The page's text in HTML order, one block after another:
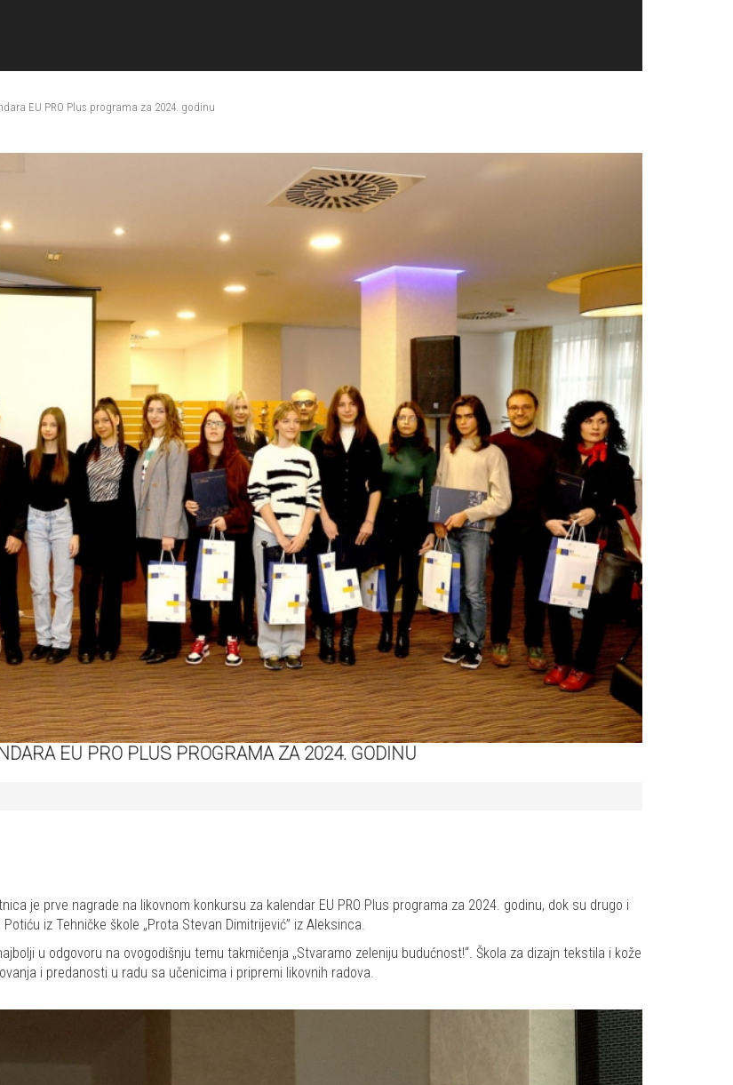
EU PRO Plus programa za 2024. godinu
EU PRO PLUS PROGRAMA ZA 2024. GODINU
je prve nagrade na likovnom konkursu za kalendar EU PRO Plus programa za 2024. godinu, dok su drugo i
iz Tehničke škole „Prota Stevan Dimitrijević” iz Aleksinca.
u odgovoru na ovogodišnju temu takmičenja „Stvaramo zeleniju budućnost!“. Škola za dizajn tekstila i kože
i predanosti u radu sa učenicima i pripremi likovnih radova.